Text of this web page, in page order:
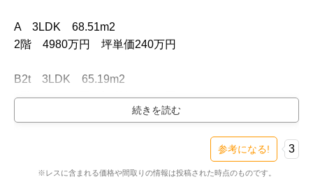
A　3LDK　68.51m2
2階　4980万円　坪単価240万円
B2t　3LDK　65.19m2
1階　4290万円　坪単価217万円
参考になる! 3
※レスに含まれる価格や間取りの情報は投稿された時点のものです。